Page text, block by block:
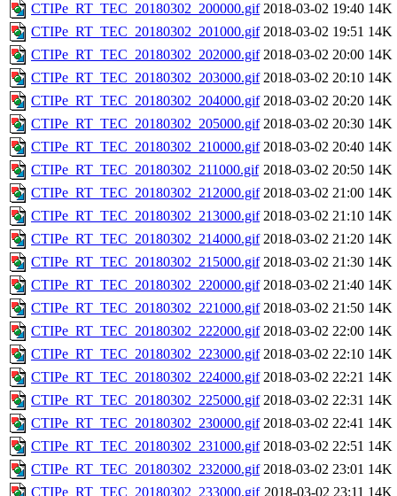
CTIPe_RT_TEC_20180302_200000.gif 2018-03-02 19:40 14K
CTIPe_RT_TEC_20180302_201000.gif 2018-03-02 19:51 14K
CTIPe_RT_TEC_20180302_202000.gif 2018-03-02 20:00 14K
CTIPe_RT_TEC_20180302_203000.gif 2018-03-02 20:10 14K
CTIPe_RT_TEC_20180302_204000.gif 2018-03-02 20:20 14K
CTIPe_RT_TEC_20180302_205000.gif 2018-03-02 20:30 14K
CTIPe_RT_TEC_20180302_210000.gif 2018-03-02 20:40 14K
CTIPe_RT_TEC_20180302_211000.gif 2018-03-02 20:50 14K
CTIPe_RT_TEC_20180302_212000.gif 2018-03-02 21:00 14K
CTIPe_RT_TEC_20180302_213000.gif 2018-03-02 21:10 14K
CTIPe_RT_TEC_20180302_214000.gif 2018-03-02 21:20 14K
CTIPe_RT_TEC_20180302_215000.gif 2018-03-02 21:30 14K
CTIPe_RT_TEC_20180302_220000.gif 2018-03-02 21:40 14K
CTIPe_RT_TEC_20180302_221000.gif 2018-03-02 21:50 14K
CTIPe_RT_TEC_20180302_222000.gif 2018-03-02 22:00 14K
CTIPe_RT_TEC_20180302_223000.gif 2018-03-02 22:10 14K
CTIPe_RT_TEC_20180302_224000.gif 2018-03-02 22:21 14K
CTIPe_RT_TEC_20180302_225000.gif 2018-03-02 22:31 14K
CTIPe_RT_TEC_20180302_230000.gif 2018-03-02 22:41 14K
CTIPe_RT_TEC_20180302_231000.gif 2018-03-02 22:51 14K
CTIPe_RT_TEC_20180302_232000.gif 2018-03-02 23:01 14K
CTIPe_RT_TEC_20180302_233000.gif 2018-03-02 23:11 14K